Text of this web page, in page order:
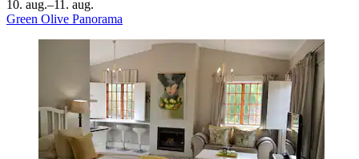
10. aug.–11. aug.
Green Olive Panorama